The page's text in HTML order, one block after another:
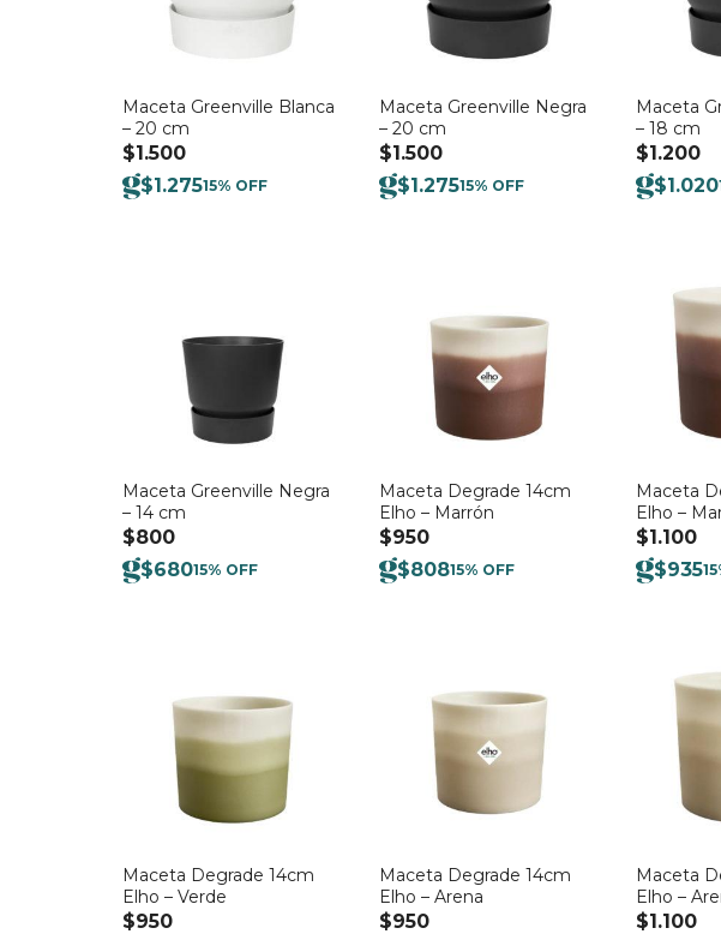
Maceta Greenville Blanca
– 20 cm
$1.500
$1.27515% OFF
Maceta Greenville Negra
– 20 cm
$1.500
$1.27515% OFF
Maceta
– 18 cm
$1.200
$1.020
Maceta Greenville Negra
– 14 cm
$800
$68015% OFF
Maceta Degrade 14cm
Elho – Marrón
$950
$80815% OFF
Maceta
Elho –
$1.100
$935
Maceta Degrade 14cm
Elho – Verde
$950
Maceta Degrade 14cm
Elho – Arena
$950
Maceta
Elho –
$1.100